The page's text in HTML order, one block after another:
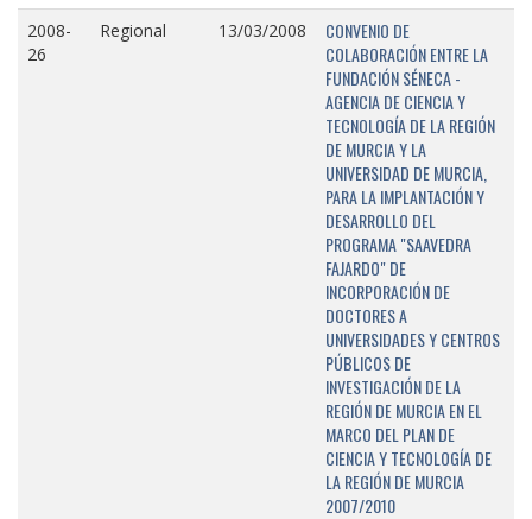
2008-
26
Regional 13/03/2008
CONVENIO DE
COLABORACIÓN ENTRE LA
FUNDACIÓN SÉNECA -
AGENCIA DE CIENCIA Y
TECNOLOGÍA DE LA REGIÓN
DE MURCIA Y LA
UNIVERSIDAD DE MURCIA,
PARA LA IMPLANTACIÓN Y
DESARROLLO DEL
PROGRAMA "SAAVEDRA
FAJARDO" DE
INCORPORACIÓN DE
DOCTORES A
UNIVERSIDADES Y CENTROS
PÚBLICOS DE
INVESTIGACIÓN DE LA
REGIÓN DE MURCIA EN EL
MARCO DEL PLAN DE
CIENCIA Y TECNOLOGÍA DE
LA REGIÓN DE MURCIA
2007/2010